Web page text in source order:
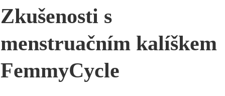
Zkušenosti s
menstruačním kalíškem
FemmyCycle